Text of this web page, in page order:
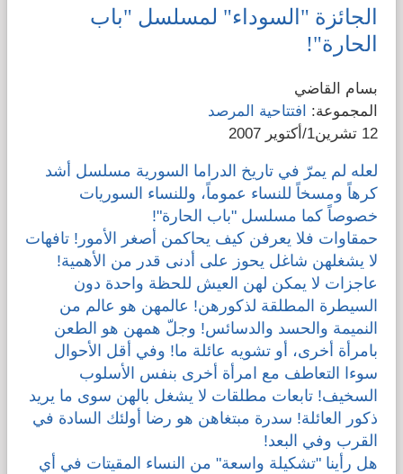
قضايا المرأة
قضايا الأسرة
مرصد العنف والإعلام
الجائزة "السوداء" لمسلسل "باب
الحارة"!
بسام القاضي
المجموعة:
افتتاحية المرصد
12 تشرين1/أكتوير 2007
لعله لم يمرّ في تاريخ الدراما السورية مسلسل أشد
كرهاً ومسخاً للنساء عموماً، وللنساء السوريات
خصوصاً كما مسلسل "باب الحارة"!
حمقاوات فلا يعرفن كيف يحاكمن أصغر الأمور! تافهات
لا يشغلهن شاغل يحوز على أدنى قدر من الأهمية!
عاجزات لا يمكن لهن العيش للحظة واحدة دون
السيطرة المطلقة لذكورهن! عالمهن هو عالم من
النميمة والحسد والدسائس! وجلّ همهن هو الطعن
بامرأة أخرى، أو تشويه عائلة ما! وفي أقل الأحوال
سوءا التعاطف مع امرأة أخرى بنفس الأسلوب
السخيف! تابعات مطلقات لا يشغل بالهن سوى ما يريد
ذكور العائلة! سدرة مبتغاهن هو رضا أولئك السادة في
القرب وفي البعد!
هل رأينا "تشكيلة واسعة" من النساء المقيتات في أي